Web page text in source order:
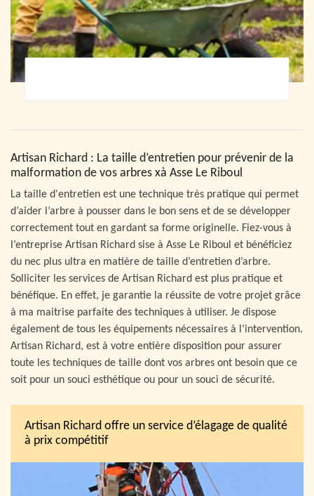
Artisan Richard : La taille d’entretien pour prévenir de la
malformation de vos arbres xà Asse Le Riboul
La taille d'entretien est une technique très pratique qui permet
d’aider l’arbre à pousser dans le bon sens et de se développer
correctement tout en gardant sa forme originelle. Fiez-vous à
l’entreprise Artisan Richard sise à Asse Le Riboul et bénéficiez
du nec plus ultra en matière de taille d’entretien d’arbre.
Solliciter les services de Artisan Richard est plus pratique et
bénéfique. En effet, je garantie la réussite de votre projet grâce
à ma maitrise parfaite des techniques à utiliser. Je dispose
également de tous les équipements nécessaires à l’intervention.
Artisan Richard, est à votre entière disposition pour assurer
toute les techniques de taille dont vos arbres ont besoin que ce
soit pour un souci esthétique ou pour un souci de sécurité.
Artisan Richard offre un service d’élagage de qualité
à prix compétitif